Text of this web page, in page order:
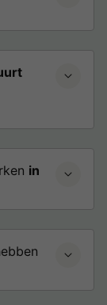
in